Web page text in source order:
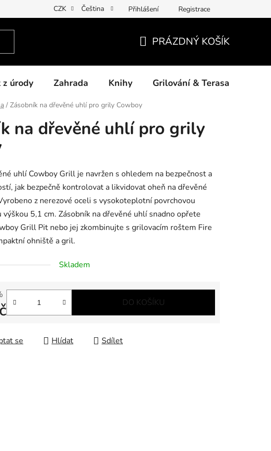
Podmínky ochrany osobních údajů Povinné informace a odkazy ÚKZÚZ
CZK Čeština Přihlášení Registrace
KOŠÍK
PRÁZDNÝ KOŠÍK
z úrody Zahrada Knihy Grilování & Terasa
/ Zásobník na dřevěné uhlí pro grily Cowboy
na dřevěné uhlí pro grily
uhlí Cowboy Grill je navržen s ohledem na bezpečnost a
jak bezpečně kontrolovat a likvidovat oheň na dřevěné
z nerezové oceli s vysokoteplotní povrchovou
výškou 5,1 cm. Zásobník na dřevěné uhlí snadno opřete
Grill Pit nebo jej zkombinujte s grilovacím roštem Fire
ohniště a gril.
Skladem
DO KOŠÍKU
se Hlídat Sdílet